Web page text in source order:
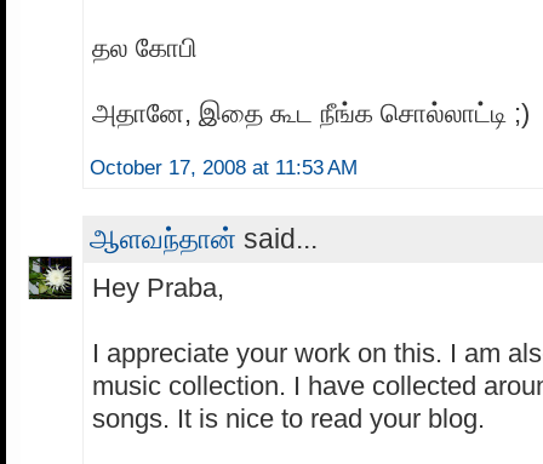
தல கோபி
அதானே, ‍இதை கூட நீங்க சொல்லாட்டி ;‍)
October 17, 2008 at 11:53 AM
ஆளவந்தான் said...
Hey Praba,
I appreciate your work on this. I am
music collection. I have collected
songs. It is nice to read your blog.